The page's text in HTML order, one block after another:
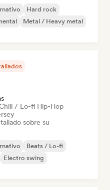
Hard rock
Metal / Heavy metal
/ Lo-fi Hip-Hop
sobre su
Beats / Lo-fi
Electro swing